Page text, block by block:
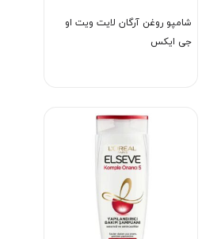
شامپو روغن آرگان لایت ویت او
جی ایکس